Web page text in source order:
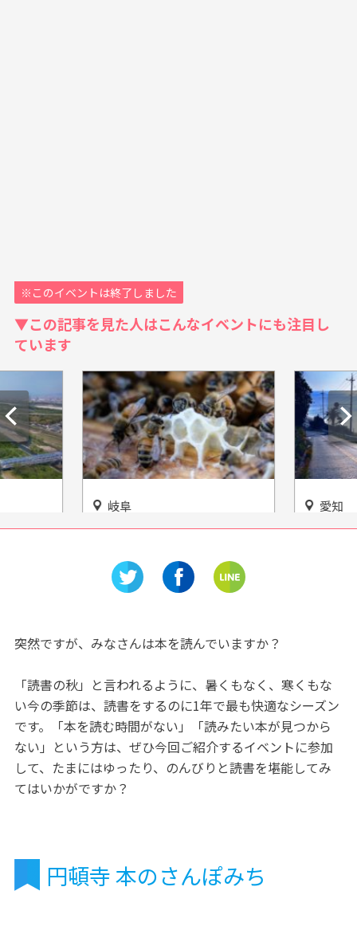
※このイベントは終了しました
▼この記事を見た人はこんなイベントにも注目し
ています
網羅
岐阜
無料で見学できる！岐阜市
ばちもいるよ♪
愛知
道の駅
突然ですが、みなさんは本を読んでいますか？
「読書の秋」と言われるように、暑くもなく、寒くもな
い今の季節は、読書をするのに1年で最も快適なシーズン
です。「本を読む時間がない」「読みたい本が見つから
ない」という方は、ぜひ今回ご紹介するイベントに参加
して、たまにはゆったり、のんびりと読書を堪能してみ
てはいかがですか？
円頓寺 本のさんぽみち